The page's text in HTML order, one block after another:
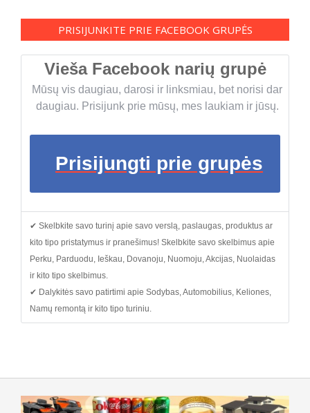
PRISIJUNKITE PRIE FACEBOOK GRUPĖS
Vieša Facebook narių grupė
Mūsų vis daugiau, darosi ir linksmiau, bet norisi dar
daugiau. Prisijunk prie mūsų, mes laukiam ir jūsų.
Prisijungti prie grupės
✔ Skelbkite savo turinį apie savo verslą, paslaugas, produktus ar
kito tipo pristatymus ir pranešimus! Skelbkite savo skelbimus apie
Perku, Parduodu, Ieškau, Dovanoju, Nuomoju, Akcijas, Nuolaidas
ir kito tipo skelbimus.
✔ Dalykitės savo patirtimi apie Sodybas, Automobilius, Keliones,
Namų remontą ir kito tipo turiniu.